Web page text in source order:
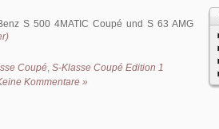
S 500 4MATIC Coupé und S 63 AMG
Coupé, S-Klasse Coupé Edition 1
Kommentare »